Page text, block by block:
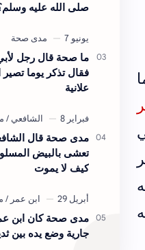
صلى الله عليه
ما صحة قال رجل
فقال تذكر يوما تصير
علانية
مدى صحة قال
تعشى بالبيض
كيف لا يموت
مدى صحة كان ابن
جارية وضع يده بين